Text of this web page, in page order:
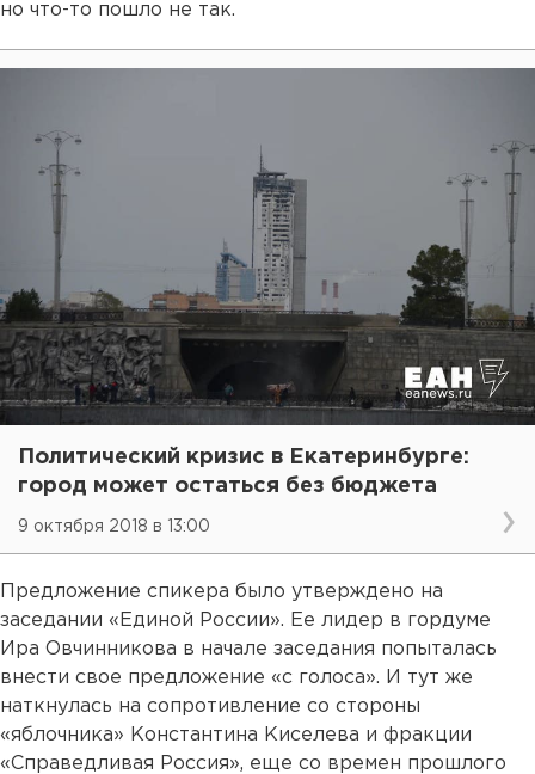
но что-то пошло не так.
Политический кризис в Екатеринбурге:
город может остаться без бюджета
9 октября 2018 в 13:00
Предложение спикера было утверждено на
заседании «Единой России». Ее лидер в гордуме
Ира Овчинникова в начале заседания попыталась
внести свое предложение «с голоса». И тут же
наткнулась на сопротивление со стороны
«яблочника» Константина Киселева и фракции
«Справедливая Россия», еще со времен прошлого